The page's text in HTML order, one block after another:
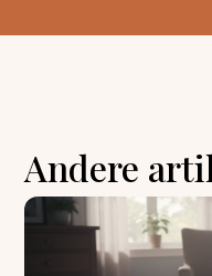
Andere